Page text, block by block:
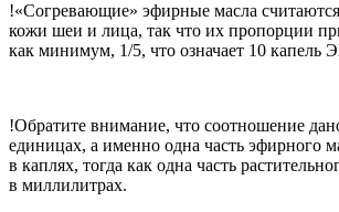
!«Согревающие» эфирные масла
кожи шеи и лица, так что их пропорции
как минимум, 1/5, что означает 10
!Обратите внимание, что соотношение
единицах, а именно одна часть эфирного
в каплях, тогда как одна часть
в миллилитрах.